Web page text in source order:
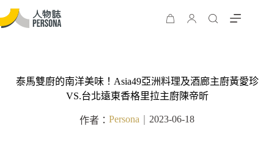
泰馬雙廚的南洋美味！Asia49亞洲料理及酒廊主廚黃愛珍
VS.台北遠東香格里拉主廚陳帝昕
作者： Persona 2023-06-18